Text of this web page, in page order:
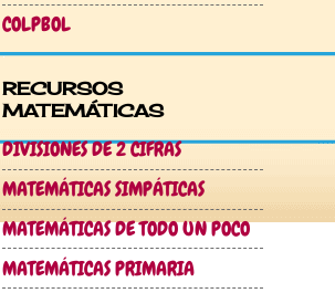
COLPBOL
RECURSOS
MATEMÁTICAS
DIVISIONES DE 2 CIFRAS
MATEMÁTICAS SIMPÁTICAS
MATEMÁTICAS DE TODO UN POCO
MATEMÁTICAS PRIMARIA